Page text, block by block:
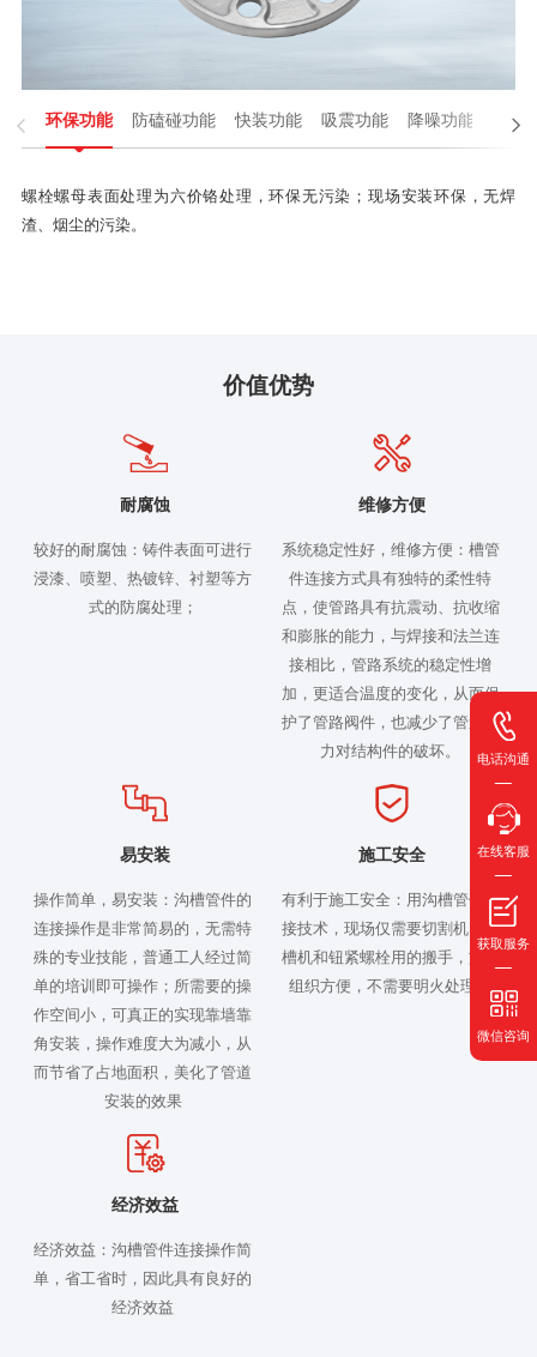
环保功能 防磕碰功能 快装功能 吸震功能 降噪功能 性


螺栓螺母表面处理为六价铬处理，环保无污染；现场安装环保，无焊
渣、烟尘的污染。
价值优势
耐腐蚀
较好的耐腐蚀：铸件表面可进行
浸漆、喷塑、热镀锌、衬塑等方
式的防腐处理；
维修方便
系统稳定性好，维修方便：槽管
件连接方式具有独特的柔性特
点，使管路具有抗震动、抗收缩
和膨胀的能力，与焊接和法兰连
接相比，管路系统的稳定性增
加，更适合温度的变化，从而保
护了管路阀件，也减少了管道应
力对结构件的破坏。
易安装
操作简单，易安装：沟槽管件的
连接操作是非常简易的，无需特
殊的专业技能，普通工人经过简
单的培训即可操作；所需要的操
作空间小，可真正的实现靠墙靠
角安装，操作难度大为减小，从
而节省了占地面积，美化了管道
安装的效果
施工安全
有利于施工安全：用沟槽管件连
接技术，现场仅需要切割机、滚
槽机和钮紧螺栓用的搬手，施工
组织方便，不需要明火处理。
经济效益
经济效益：沟槽管件连接操作简
单，省工省时，因此具有良好的
经济效益
电话沟通
在线客服
获取服务
微信咨询